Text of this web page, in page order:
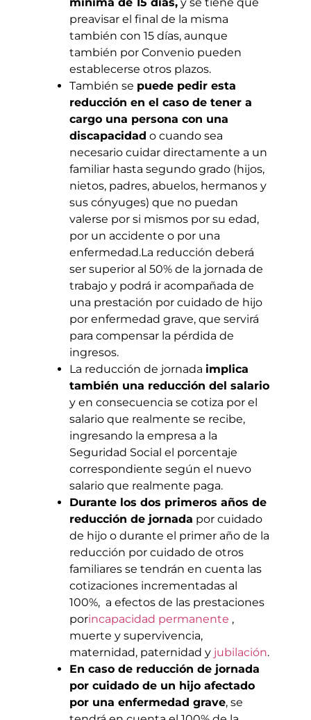
preavisar el final de la misma
también con 15 días, aunque
también por Convenio pueden
establecerse otros plazos.
También se puede pedir esta
reducción en el caso de tener a
cargo una persona con una
discapacidad o cuando sea
necesario cuidar directamente a un
familiar hasta segundo grado (hijos,
nietos, padres, abuelos, hermanos y
sus cónyuges) que no puedan
valerse por si mismos por su edad,
por un accidente o por una
enfermedad.La reducción deberá
ser superior al 50% de la jornada de
trabajo y podrá ir acompañada de
una prestación por cuidado de hijo
por enfermedad grave, que servirá
para compensar la pérdida de
ingresos.
La reducción de jornada implica
también una reducción del salario
y en consecuencia se cotiza por el
salario que realmente se recibe,
ingresando la empresa a la
Seguridad Social el porcentaje
correspondiente según el nuevo
salario que realmente paga.
Durante los dos primeros años de
reducción de jornada por cuidado
de hijo o durante el primer año de la
reducción por cuidado de otros
familiares se tendrán en cuenta las
cotizaciones incrementadas al
100%, a efectos de las prestaciones
porincapacidad permanente ,
muerte y supervivencia,
maternidad, paternidad y jubilación.
En caso de reducción de jornada
por cuidado de un hijo afectado
por una enfermedad grave, se